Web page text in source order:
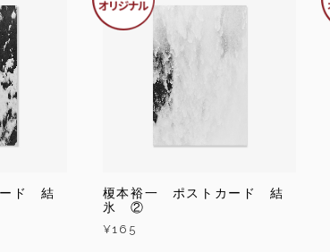
ド 結
榎本裕一 ポストカード 結
氷 ②
¥165